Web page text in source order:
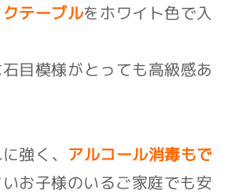
テーブルを⁡ホワイト色で入
目模様が⁡とっても高級感あ
強く⁡、 アルコール消毒もで
お子様のいるご家庭でも安